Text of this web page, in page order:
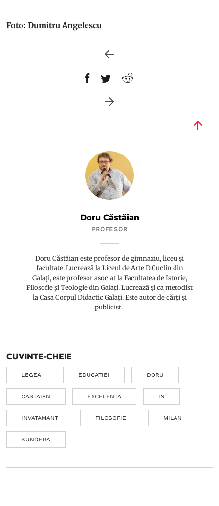
Foto: Dumitru Angelescu
Doru Căstăian
PROFESOR
Doru Căstăian este profesor de gimnaziu, liceu și
facultate. Lucrează la Liceul de Arte D.Cuclin din
Galați, este profesor asociat la Facultatea de Istorie,
Filosofie și Teologie din Galați. Lucrează și ca metodist
la Casa Corpul Didactic Galați. Este autor de cărți și
publicist.
CUVINTE-CHEIE
LEGEA EDUCATIEI DORU
CASTAIAN EXCELENTA IN
INVATAMANT FILOSOFIE MILAN
KUNDERA